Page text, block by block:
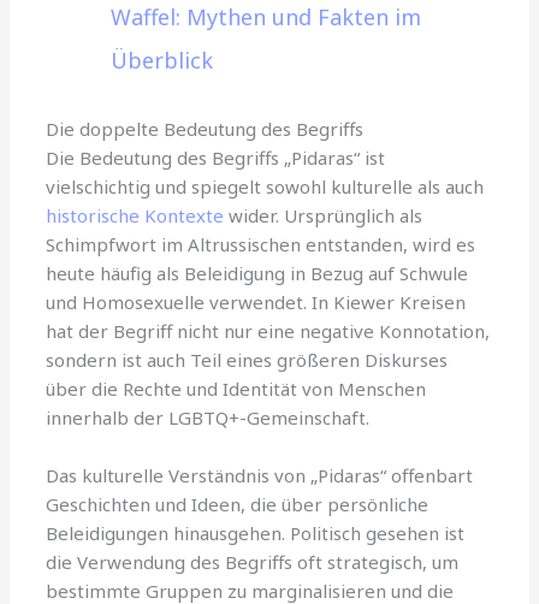
Waffel: Mythen und Fakten im
Überblick
Die doppelte Bedeutung des Begriffs
Die Bedeutung des Begriffs „Pidaras“ ist
vielschichtig und spiegelt sowohl kulturelle als auch
historische Kontexte wider. Ursprünglich als
Schimpfwort im Altrussischen entstanden, wird es
heute häufig als Beleidigung in Bezug auf Schwule
und Homosexuelle verwendet. In Kiewer Kreisen
hat der Begriff nicht nur eine negative Konnotation,
sondern ist auch Teil eines größeren Diskurses
über die Rechte und Identität von Menschen
innerhalb der LGBTQ+-Gemeinschaft.
Das kulturelle Verständnis von „Pidaras“ offenbart
Geschichten und Ideen, die über persönliche
Beleidigungen hinausgehen. Politisch gesehen ist
die Verwendung des Begriffs oft strategisch, um
bestimmte Gruppen zu marginalisieren und die